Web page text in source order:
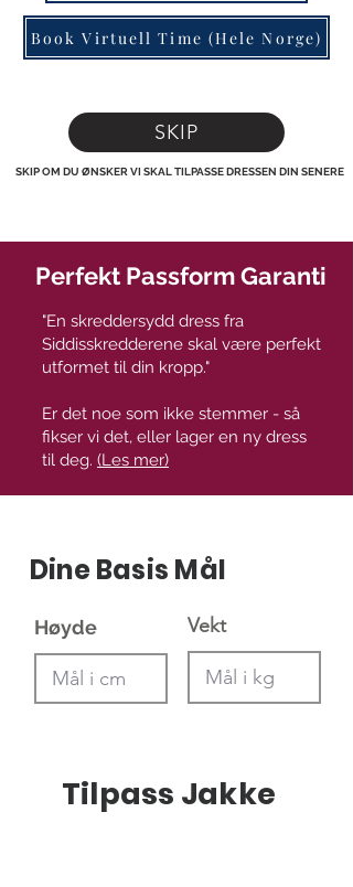
Book Virtuell Time (Hele Norge)
SKIP
SKIP OM DU ØNSKER VI SKAL TILPASSE DRESSEN DIN SENERE
Perfekt Passform Garanti
"En skreddersydd dress fra
Siddisskredderene skal være perfekt
utformet til din kropp."
Er det noe som ikke stemmer - så
fikser vi det, eller lager en ny dress
til deg. (Les mer)
Dine Basis Mål
Høyde Vekt
Tilpass Jakke